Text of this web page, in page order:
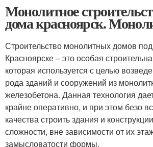
Монолитное
дома красноярск.
Строительство монолитных домов
Красноярске – это особая
которая используется с целью
рода зданий и сооружений из
железобетона. Данная технология
крайне оперативно, и при этом безо
качества строить здания и
сложности, вне зависимости от их
замысловатости формы.